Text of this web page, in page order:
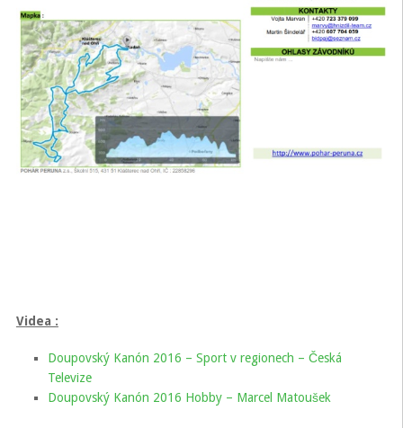
Videa :
Doupovský Kanón 2016 – Sport v regionech – Česká
Televize
Doupovský Kanón 2016 Hobby – Marcel Matoušek